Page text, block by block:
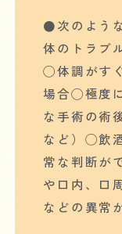
●次のよう
体のトラブ
◯体調がす
場合◯極度
な手術の術
など）◯飲
常な判断が
や口内、口
などの異常